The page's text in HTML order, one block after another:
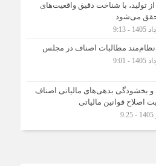
تولید، با شناخت دقیق واقعیت‌های
می‌شود
نظام‌مند مطالبات اصناف در مجلس
بخشودگی بدهی‌های مالیاتی اصناف
اصلاح قوانین مالیاتی